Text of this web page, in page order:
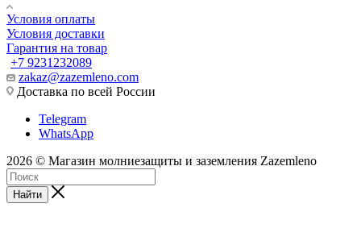
Условия оплаты
Условия доставки
Гарантия на товар
+7 9231232089
zakaz@zazemleno.com
Доставка по всей России
Telegram
WhatsApp
2026 © Магазин молниезащиты и заземления Zazemleno
Найти